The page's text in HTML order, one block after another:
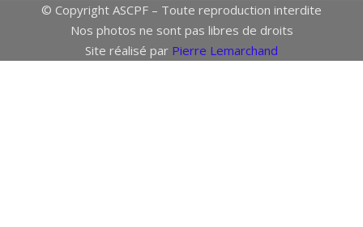
© Copyright ASCPF – Toute reproduction interdite
Nos photos ne sont pas libres de droits
Site réalisé par Pierre Lemarchand